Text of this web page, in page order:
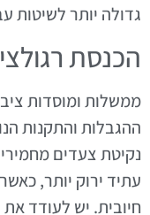
גדולה יותר לשיטות
הכנסת
ממשלות ומוסדות
ההגבלות והתקנות
נקיטת צעדים
עתיד ירוק יותר,
חיובית. יש לעודד